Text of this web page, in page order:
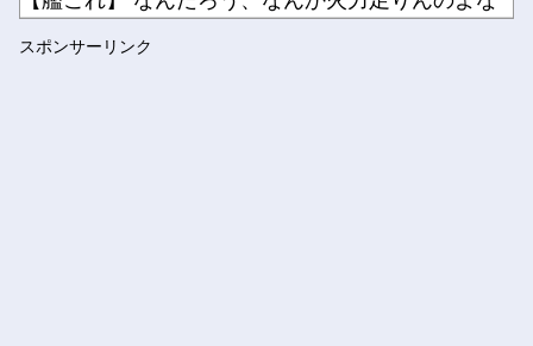
スポンサーリンク